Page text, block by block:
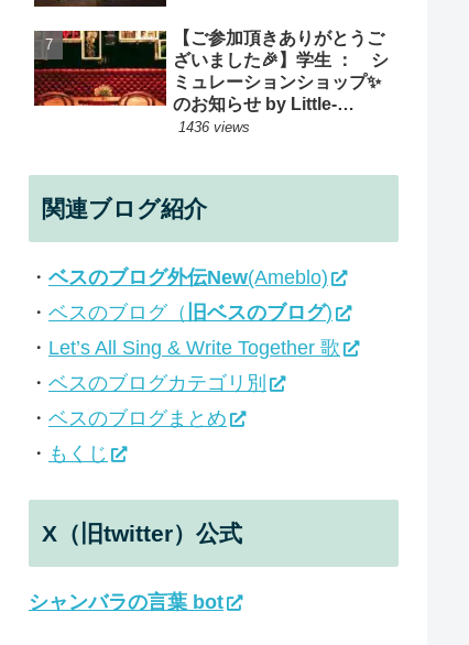
【ご参加頂きありがとうご
ざいました🎉】学生 ： シ
ミュレーションショップ✨
のお知らせ by Little-
Cooking
1436 views
関連ブログ紹介
・ ベスのブログ外伝New(Ameblo)
・ ベスのブログ（ 旧ベスのブログ)
・ Let’s All Sing & Write Together 歌
・ ベスのブログカテゴリ別
・ ベスのブログまとめ
・ もくじ
X（旧twitter）公式
シャンバラの言葉 bot